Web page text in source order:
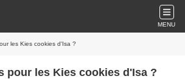
MENU
les Kies cookies d'Isa ?
pour les Kies cookies d'Isa ?